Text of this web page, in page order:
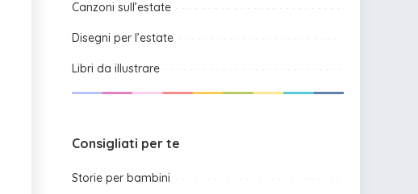
Canzoni sull’estate
Disegni per l’estate
Libri da illustrare
Consigliati per te
Storie per bambini